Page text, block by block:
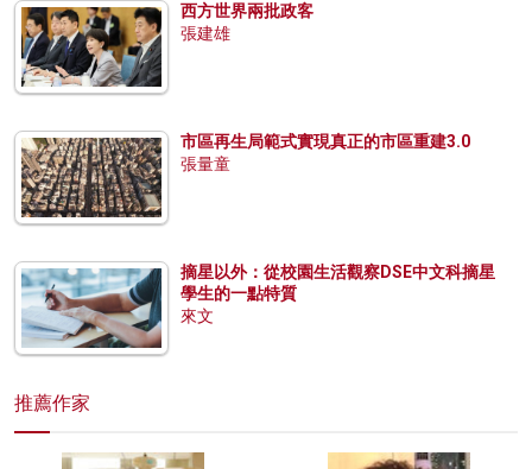
西方世界兩批政客
張建雄
市區再生局範式實現真正的市區重建3.0
張量童
摘星以外：從校園生活觀察DSE中文科摘星
學生的一點特質
來文
推薦作家